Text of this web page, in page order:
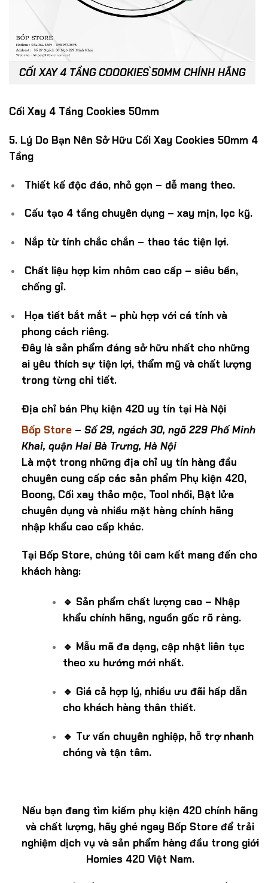
CỐI XAY 4 TẦNG COOOKIES ̀50MM CHÍNH HÃNG
Cối Xay 4 Tầng Cookies 50mm
5. Lý Do Bạn Nên Sở Hữu Cối Xay Cookies 50mm 4
Tầng
Thiết kế độc đáo, nhỏ gọn – dễ mang theo.
Cấu tạo 4 tầng chuyên dụng – xay mịn, lọc kỹ.
Nắp từ tính chắc chắn – thao tác tiện lợi.
Chất liệu hợp kim nhôm cao cấp – siêu bền,
chống gỉ.
Họa tiết bắt mắt – phù hợp với cá tính và
phong cách riêng.
Đây là sản phẩm đáng sở hữu nhất cho những
ai yêu thích sự tiện lợi, thẩm mỹ và chất lượng
trong từng chi tiết.
Địa chỉ bán Phụ kiện 420 uy tín tại Hà Nội
Bốp Store– Số 29, ngách 30, ngõ 229 Phố Minh
Khai, quận Hai Bà Trưng, Hà Nội
Là một trong những địa chỉ uy tín hàng đầu
chuyên cung cấp các sản phẩm Phụ kiện 420,
Boong, Cối xay thảo mộc, Tool nhồi, Bật lửa
chuyên dụng và nhiều mặt hàng chính hãng
nhập khẩu cao cấp khác.
Tại Bốp Store, chúng tôi cam kết mang đến cho
khách hàng:
🔹 Sản phẩm chất lượng cao – Nhập
khẩu chính hãng, nguồn gốc rõ ràng.
🔹 Mẫu mã đa dạng, cập nhật liên tục
theo xu hướng mới nhất.
🔹 Giá cả hợp lý, nhiều ưu đãi hấp dẫn
cho khách hàng thân thiết.
🔹 Tư vấn chuyên nghiệp, hỗ trợ nhanh
chóng và tận tâm.
Nếu bạn đang tìm kiếm phụ kiện 420 chính hãng
và chất lượng, hãy ghé ngay Bốp Store để trải
nghiệm dịch vụ và sản phẩm hàng đầu trong giới
Homies 420 Việt Nam.